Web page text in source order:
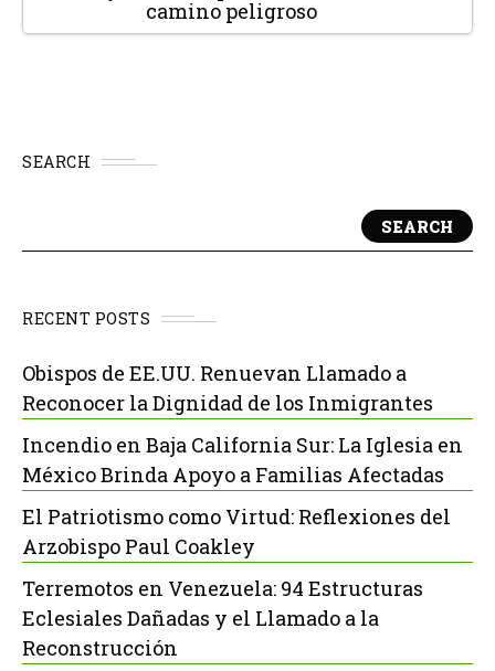
camino peligroso
SEARCH
SEARCH
RECENT POSTS
Obispos de EE.UU. Renuevan Llamado a
Reconocer la Dignidad de los Inmigrantes
Incendio en Baja California Sur: La Iglesia en
México Brinda Apoyo a Familias Afectadas
El Patriotismo como Virtud: Reflexiones del
Arzobispo Paul Coakley
Terremotos en Venezuela: 94 Estructuras
Eclesiales Dañadas y el Llamado a la
Reconstrucción